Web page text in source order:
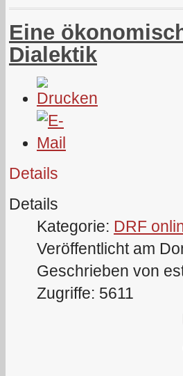
Eine
Dialektik
Details
Details
Kategorie: DRF
Veröffentlicht am
Geschrieben von
Zugriffe: 5611